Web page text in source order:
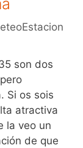
son dos
Si os sois
atractiva
la veo un
de que